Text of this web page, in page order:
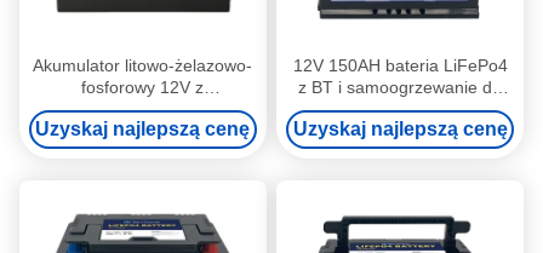
Akumulator litowo-żelazowo-
fosforowy 12V z
maksymalnym prądem
ładowania 250A
Uzyskaj najlepszą cenę
12V 150AH bateria LiFePo4
z BT i samoogrzewanie do
instalacji pod siedzeniem RV
/ CARAVAN / MARINE
Uzyskaj najlepszą cenę